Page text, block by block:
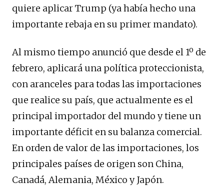
quiere aplicar Trump (ya había hecho una
importante rebaja en su primer mandato).
Al mismo tiempo anunció que desde el 1º de
febrero, aplicará una política proteccionista,
con aranceles para todas las importaciones
que realice su país, que actualmente es el
principal importador del mundo y tiene un
importante déficit en su balanza comercial.
En orden de valor de las importaciones, los
principales países de origen son China,
Canadá, Alemania, México y Japón.